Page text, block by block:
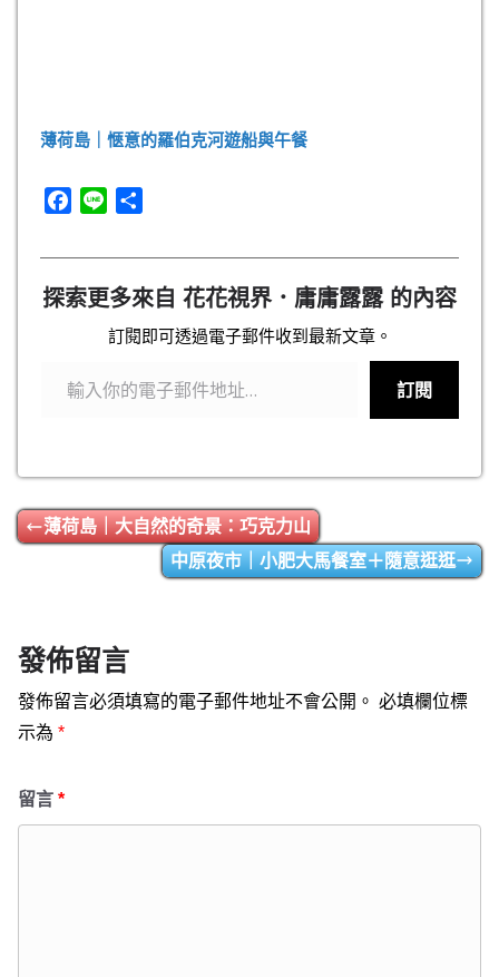
薄荷島｜愜意的羅伯克河遊船與午餐
c
b
k
n
探索更多來自 花花視界．庸庸露露 的內容
訂閱即可透過電子郵件收到最新文章。
訂閱
薄荷島｜大自然的奇景：巧克力山
中原夜市｜小肥大馬餐室＋隨意逛逛
發佈留言
發佈留言必須填寫的電子郵件地址不會公開。 必填欄位標
示為 *
留言 *